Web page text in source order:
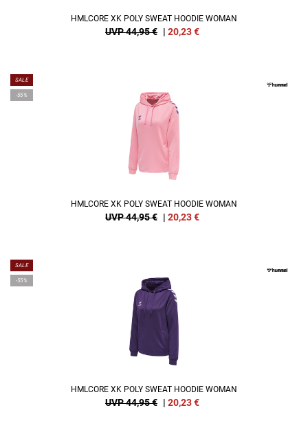
HMLCORE XK POLY SWEAT HOODIE WOMAN
UVP 44,95 € | 20,23€
SALE
-55%
HMLCORE XK POLY SWEAT HOODIE WOMAN
UVP 44,95 € | 20,23€
SALE
-55%
HMLCORE XK POLY SWEAT HOODIE WOMAN
UVP 44,95 € | 20,23€